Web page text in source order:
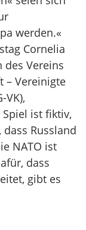
werden.«
Cornelia
des Vereins
– Vereinigte
VK),
ist fiktiv,
Russland
NATO ist
dass
gibt es